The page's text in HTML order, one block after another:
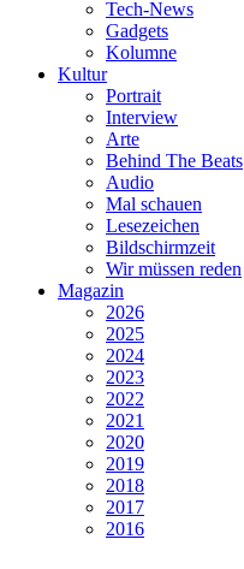
Tech-News
Gadgets
Kolumne
Kultur
Portrait
Interview
Arte
Behind The Beats
Audio
Mal schauen
Lesezeichen
Bildschirmzeit
Wir müssen reden
Magazin
2026
2025
2024
2023
2022
2021
2020
2019
2018
2017
2016